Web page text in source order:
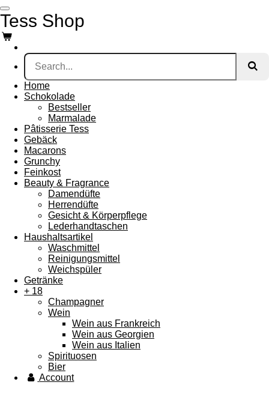
Skip
to
main
content
Tess Shop
Home
Schokolade
Bestseller
Marmalade
Pâtisserie Tess
Gebäck
Macarons
Grunchy
Feinkost
Beauty & Fragrance
Damendüfte
Herrendüfte
Gesicht & Körperpflege
Lederhandtaschen
Haushaltsartikel
Waschmittel
Reinigungsmittel
Weichspüler
Getränke
+ 18
Champagner
Wein
Wein aus Frankreich
Wein aus Georgien
Wein aus Italien
Spirituosen
Bier
Account